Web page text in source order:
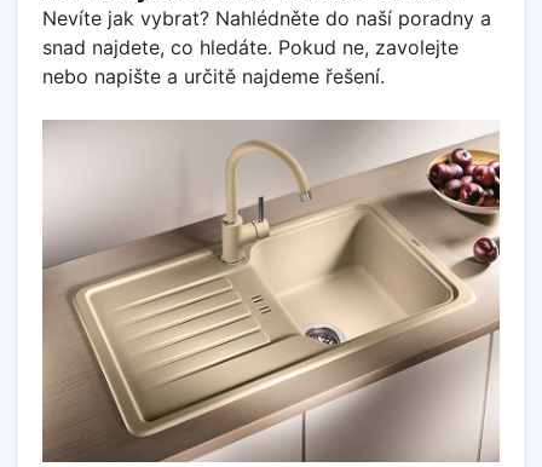
Nevíte jak vybrat? Nahlédněte do naší poradny a
snad najdete, co hledáte. Pokud ne, zavolejte
nebo napište a určitě najdeme řešení.